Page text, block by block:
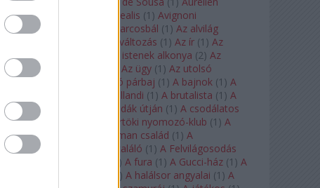
Pascal
Aurora borealis (1 ) Avignoni
szerelmesek
Az álarcosbál (1 ) Az alvilág
Az átváltozás (1 ) Az ír (1 ) Az
isenheimi oltár
Az istenek alkonya (2) Az
olvasás éjszakája
Az ügy (1 ) Az utolsó
mohikán
Az utolsó párbaj (1 ) A bajnok (1 ) A
A bolygó hollandi (1 ) A brutalista (1 ) A
Chorus Line
A csodák útján (1 ) A csodálatos
mandarin
A csütörtöki nyomozó-klub (1 ) A
doktor úr
A Fabelman család (1 ) A
félkegyelmű
A feltaláló (1 ) A Felvilágosodás
) A fura (1 ) A Gucci-ház (1 ) A
) A halálsor angyalai (1 ) A